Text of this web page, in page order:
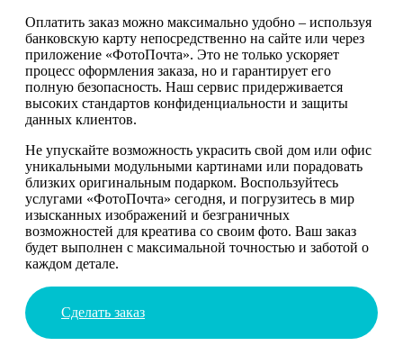
Оплатить заказ можно максимально удобно – используя
банковскую карту непосредственно на сайте или через
приложение «ФотоПочта». Это не только ускоряет
процесс оформления заказа, но и гарантирует его
полную безопасность. Наш сервис придерживается
высоких стандартов конфиденциальности и защиты
данных клиентов.
Не упускайте возможность украсить свой дом или офис
уникальными модульными картинами или порадовать
близких оригинальным подарком. Воспользуйтесь
услугами «ФотоПочта» сегодня, и погрузитесь в мир
изысканных изображений и безграничных
возможностей для креатива со своим фото. Ваш заказ
будет выполнен с максимальной точностью и заботой о
каждом детале.
Сделать заказ